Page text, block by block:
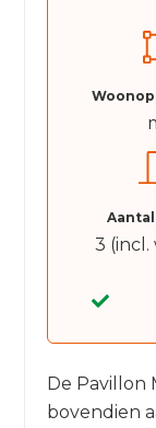
3 (incl.
De Pavillon
bovendien